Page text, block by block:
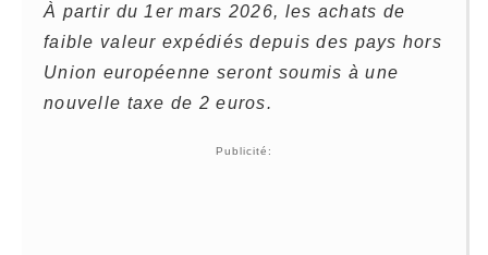
À partir du 1er mars 2026, les achats de
faible valeur expédiés depuis des pays hors
Union européenne seront soumis à une
nouvelle taxe de 2 euros.
Publicité: